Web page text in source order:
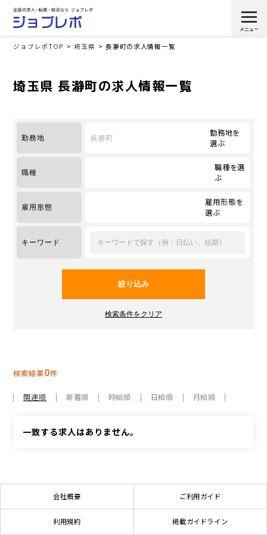
ジョブレポTOP 埼玉県 長瀞町の求人情報一覧
埼玉県 長瀞町の求人情報一覧
勤務地 長瀞町
勤務地を
選ぶ
職種
職種を選
ぶ
雇用形態
雇用形態を
選ぶ
キーワード
検索結果0件
関連順 新着順 時給順 日給順 月給順
一致する求人はありません。
会社概要 ご利用ガイド
利用規約 掲載ガイドライン